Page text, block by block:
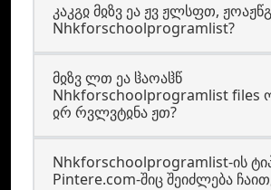
კაკგჲ მჲზვ ეა ჟვ ჟლსფთ,
Nhkforschoolprogramlist?
მჲზვ ლთ ეა ჱაოაჱწ
Nhkforschoolprogramlist files
ჲრ რვლვტჲნა ჟთ?
Nhkforschoolprogramlist-ის
Pintere.com-შიც შეიძლება